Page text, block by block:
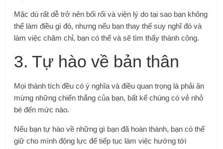
Mặc dù rất dễ trở nên bối rối và viện lý do tại sao bạn không
thể làm điều gì đó, nhưng nếu bạn thay thế suy nghĩ đó và
làm việc chăm chỉ, bạn có thể và sẽ tìm thấy thành công.
3. Tự hào về bản thân
Mọi thành tích đều có ý nghĩa và điều quan trọng là phải ăn
mừng những chiến thắng của bạn, bất kể chúng có vẻ nhỏ
bé đến mức nào.
Nếu bạn tự hào về những gì bạn đã hoàn thành, bạn có thể
giữ cho mình động lực để tiếp tục làm việc hướng tới